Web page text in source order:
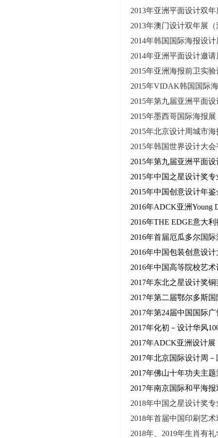
2013年亚洲平面设计双年
2013年澳门设计双年展（
2014年韩国国际海报设计
2014年亚洲平面设计邀请
2015年亚洲海报前卫实
2015年VIDAK韩国国际
2015年第九届亚洲平面设
2015年墨西哥国际海报展
2015年北京设计周城市海
2015年韩国世界设计大
2015年第九届亚洲平面
2015年中国之星设计奖
2015年中国创意设计年
2016年ADCK亚洲Young
2016年THE EDGE意大
2016年首届厄瓜多尔国
2016年中国包装创意设
2016年中国高等院校艺
2017年东北之星设计奖铜
2017年第二届鄂尔多斯
2017年第24届中国国际
2017年化初－设计华风
2017年ADCK亚洲设计展
2017年北京国际设计周
2017年佛山十年功夫主
2017年南京国际和平海
2018年中国之星设计奖
2018年首届中国印刷艺
2018年、 2019年生肖有礼